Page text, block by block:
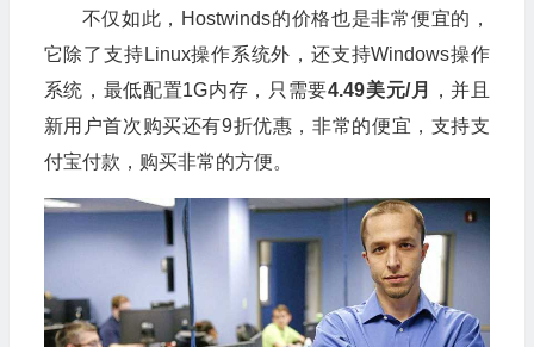
不仅如此，Hostwinds的价格也是非常便宜的，
它除了支持Linux操作系统外，还支持Windows操作
系统，最低配置1G内存，只需要4.49美元/月
，并且
新用户首次购买还有9折优惠，非常的便宜，支持支
付宝付款，购买非常的方便。